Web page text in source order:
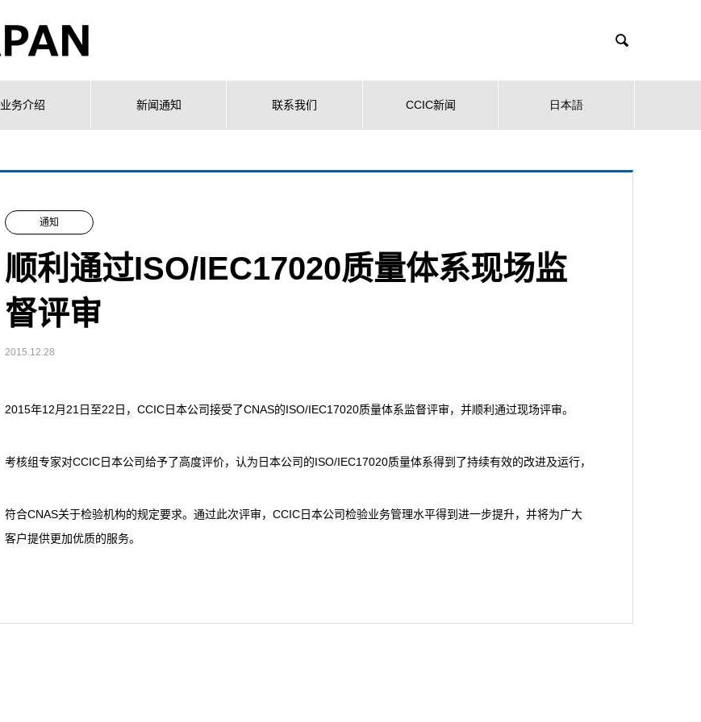

业务介绍 新闻通知 联系我们 CCIC新闻 日本語
通知
顺利通过ISO/IEC17020质量体系现场监
督评审
2015.12.28
2015年12月21日至22日，CCIC日本公司接受了CNAS的ISO/IEC17020质量体系监督评审，并顺利通过现场评审。
考核组专家对CCIC日本公司给予了高度评价，认为日本公司的ISO/IEC17020质量体系得到了持续有效的改进及运行，
符合CNAS关于检验机构的规定要求。通过此次评审，CCIC日本公司检验业务管理水平得到进一步提升，并将为广大
客户提供更加优质的服务。